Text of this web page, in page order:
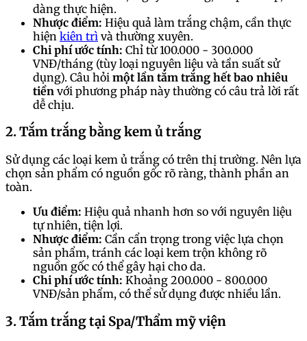
dàng thực hiện.
Nhược điểm: Hiệu quả làm trắng chậm, cần thực
hiện kiên trì và thường xuyên.
Chi phí ước tính: Chỉ từ 100.000 - 300.000
VNĐ/tháng (tùy loại nguyên liệu và tần suất sử
dụng). Câu hỏi một lần tắm trắng hết bao nhiêu
tiền với phương pháp này thường có câu trả lời rất
dễ chịu.
2. Tắm trắng bằng kem ủ trắng
Sử dụng các loại kem ủ trắng có trên thị trường. Nên lựa
chọn sản phẩm có nguồn gốc rõ ràng, thành phần an
toàn.
Ưu điểm: Hiệu quả nhanh hơn so với nguyên liệu
tự nhiên, tiện lợi.
Nhược điểm: Cần cẩn trọng trong việc lựa chọn
sản phẩm, tránh các loại kem trộn không rõ
nguồn gốc có thể gây hại cho da.
Chi phí ước tính: Khoảng 200.000 - 800.000
VNĐ/sản phẩm, có thể sử dụng được nhiều lần.
3. Tắm trắng tại Spa/Thẩm mỹ viện